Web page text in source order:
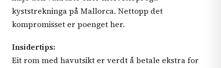
kyststrekninga på Mallorca. Nettopp det
kompromisset er poenget her.
Insidertips:
Eit rom med havutsikt er verdt å betale ekstra for